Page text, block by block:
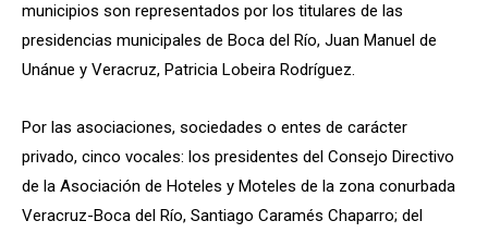
municipios son representados por los titulares de las
presidencias municipales de Boca del Río, Juan Manuel de
Unánue y Veracruz, Patricia Lobeira Rodríguez.
Por las asociaciones, sociedades o entes de carácter
privado, cinco vocales: los presidentes del Consejo Directivo
de la Asociación de Hoteles y Moteles de la zona conurbada
Veracruz-Boca del Río, Santiago Caramés Chaparro; del